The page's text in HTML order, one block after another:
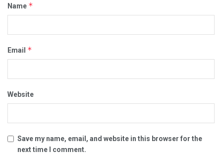
Name *
Email *
Website
Save my name, email, and website in this browser for the
next time I comment.